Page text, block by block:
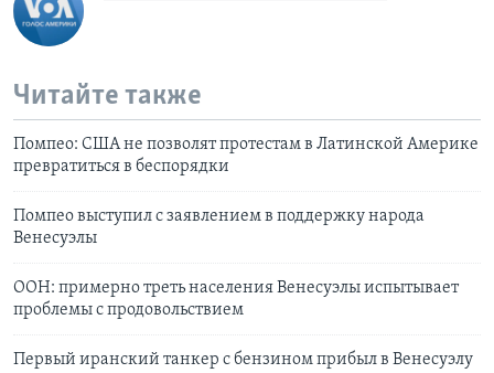
Читайте также
Помпео: США не позволят протестам в Латинской Америке
превратиться в беспорядки
Помпео выступил с заявлением в поддержку народа
Венесуэлы
ООН: примерно треть населения Венесуэлы испытывает
проблемы с продовольствием
Первый иранский танкер с бензином прибыл в Венесуэлу